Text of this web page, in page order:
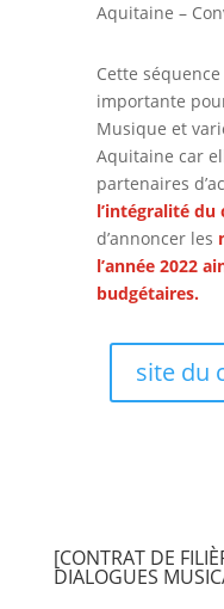
Aquitaine –
Cette
importante
Musique et
Aquitaine car
partenaires
l’intégralité du
d’annoncer les
l’année 2022
budgétaires.
site du
[CONTRAT DE
DIALOGUES